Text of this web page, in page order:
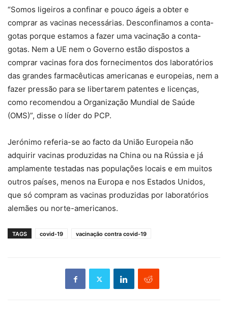
“Somos ligeiros a confinar e pouco ágeis a obter e
comprar as vacinas necessárias. Desconfinamos a conta-
gotas porque estamos a fazer uma vacinação a conta-
gotas. Nem a UE nem o Governo estão dispostos a
comprar vacinas fora dos fornecimentos dos laboratórios
das grandes farmacêuticas americanas e europeias, nem a
fazer pressão para se libertarem patentes e licenças,
como recomendou a Organização Mundial de Saúde
(OMS)”, disse o líder do PCP.
Jerónimo referia-se ao facto da União Europeia não
adquirir vacinas produzidas na China ou na Rússia e já
amplamente testadas nas populações locais e em muitos
outros países, menos na Europa e nos Estados Unidos,
que só compram as vacinas produzidas por laboratórios
alemães ou norte-americanos.
TAGS covid-19 vacinação contra covid-19